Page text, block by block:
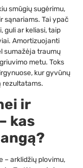
smūgių sugėrimu,
sąnariams. Tai ypač
guli ar keliasi, taip
Amortizuojanti
sumažėja traumų
metu. Toks
kur gyvūnų
rezultatams.
ir
kas
– arklidžių plovimu,